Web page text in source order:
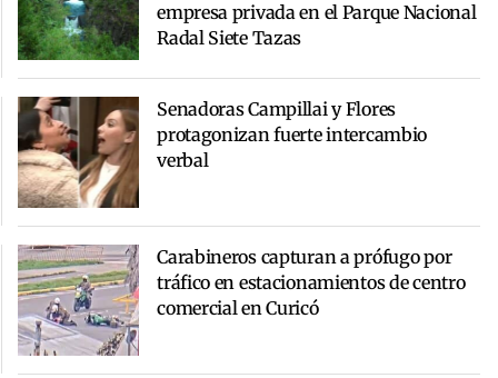
empresa privada en el Parque Nacional
Radal Siete Tazas
Senadoras Campillai y Flores
protagonizan fuerte intercambio
verbal
Carabineros capturan a prófugo por
tráfico en estacionamientos de centro
comercial en Curicó